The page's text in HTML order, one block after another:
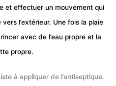
et effectuer un mouvement qui
l’extérieur. Une fois la plaie
avec de l’eau propre et la
propre.
à appliquer de l’antiseptique.